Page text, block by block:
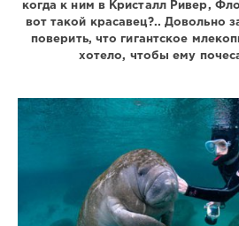
мир
когда к ним в Кристалл Ривер,
вот такой красавец?.. Довольно
поверить, что гигантское
хотело, чтобы ему